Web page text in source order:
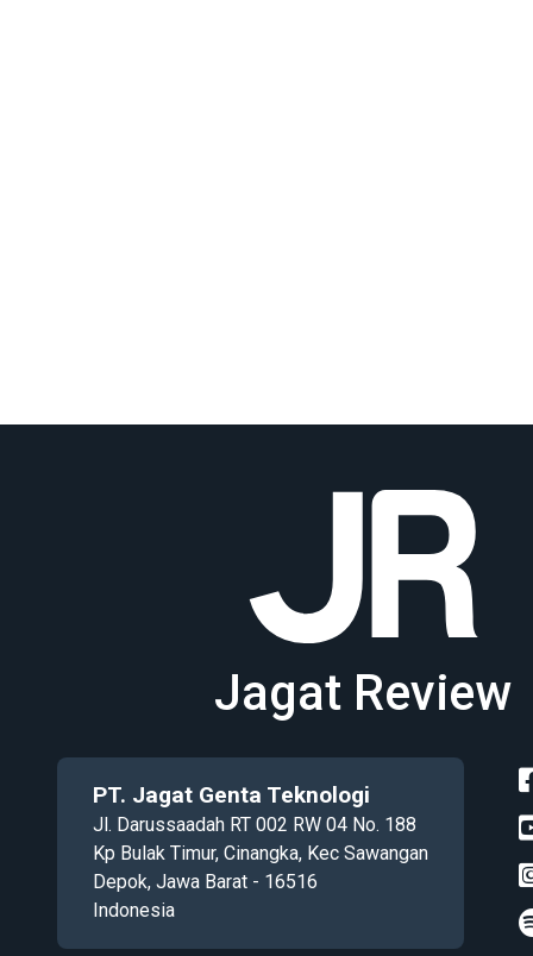
Jagat Review
PT. Jagat Genta Teknologi
Jl. Darussaadah RT 002 RW 04 No. 188
Kp Bulak Timur, Cinangka, Kec Sawangan
Depok, Jawa Barat - 16516
Indonesia